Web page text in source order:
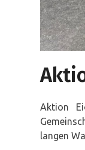
Aktion
langen